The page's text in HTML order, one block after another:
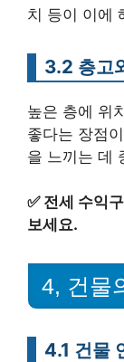
치 등이 이에
3.2 층고
높은 층에 위
좋다는 장점
을 느끼는 데
✅ 전세 수익
보세요.
4, 건물
4.1 건물